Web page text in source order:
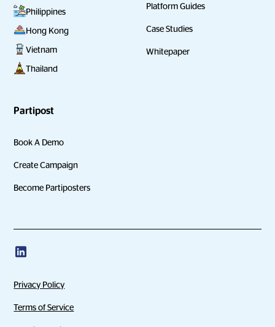
Philippines
Hong Kong
Vietnam
Thailand
Platform Guides
Case Studies
Whitepaper
Partipost
Book A Demo
Create Campaign
Become Partiposters
Privacy Policy
Terms of Service